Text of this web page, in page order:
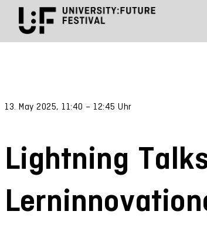
13. May 2025, 11:40 – 12:45 Uhr
Lightning